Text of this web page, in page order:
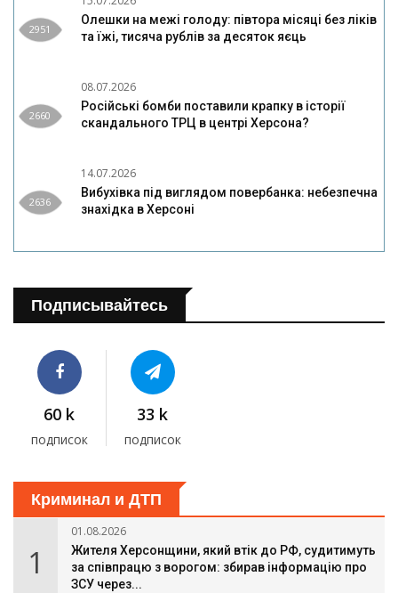
2951
Олешки на межі голоду: півтора місяці без ліків
та їжі, тисяча рублів за десяток яєць
2660
08.07.2026
Російські бомби поставили крапку в історії
скандального ТРЦ в центрі Херсона?
2636
14.07.2026
Вибухівка під виглядом повербанка: небезпечна
знахідка в Херсоні
Подписывайтесь
60 k
подписок
33 k
подписок
Криминал и ДТП
1
01.08.2026
Жителя Херсонщини, який втік до РФ, судитимуть
за співпрацю з ворогом: збирав інформацію про
ЗСУ через...